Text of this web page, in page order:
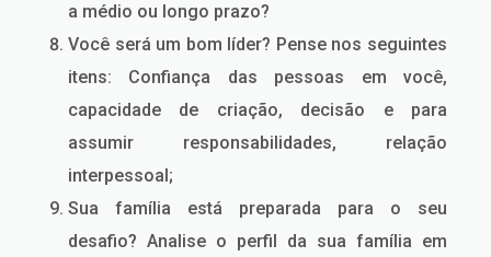
a médio ou longo prazo?
Você será um bom líder? Pense nos seguintes
itens: Confiança das pessoas em você,
capacidade de criação, decisão e para
assumir responsabilidades, relação
interpessoal;
Sua família está preparada para o seu
desafio? Analise o perfil da sua família em